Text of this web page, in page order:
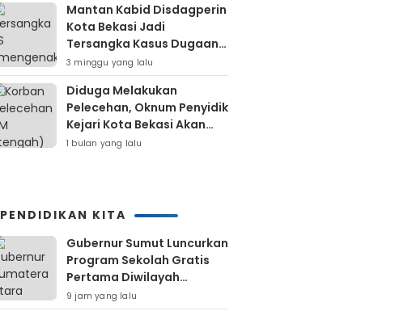
Mantan Kabid Disdagperin
Kota Bekasi Jadi
Tersangka Kasus Dugaan
Pungli MCK Pasar
Bantargebang
3 minggu yang lalu
Diduga Melakukan
Pelecehan, Oknum Penyidik
Kejari Kota Bekasi Akan
Dilaporkan
1 bulan yang lalu
PENDIDIKAN KITA
Gubernur Sumut Luncurkan
Program Sekolah Gratis
Pertama Diwilayah
Kepulauan Nias
9 jam yang lalu